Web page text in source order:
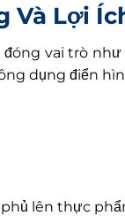
Và Lợi
đóng vai trò
dụng điển
lên thực